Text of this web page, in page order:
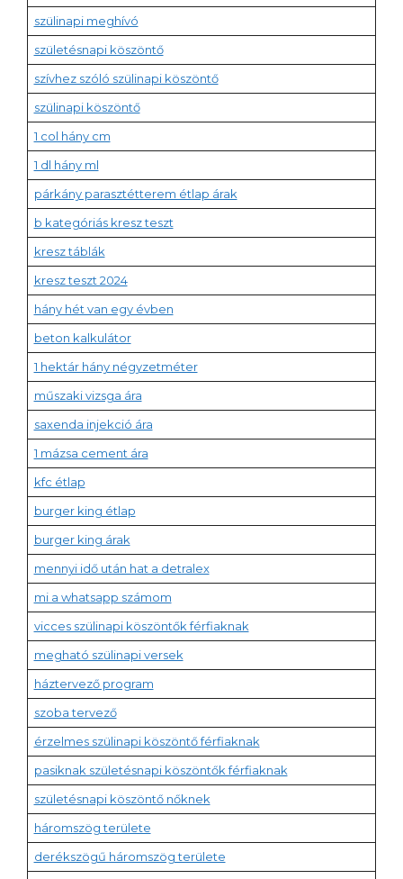
szülinapi meghívó
születésnapi köszöntő
szívhez szóló szülinapi köszöntő
szülinapi köszöntő
1 col hány cm
1 dl hány ml
párkány parasztétterem étlap árak
b kategóriás kresz teszt
kresz táblák
kresz teszt 2024
hány hét van egy évben
beton kalkulátor
1 hektár hány négyzetméter
műszaki vizsga ára
saxenda injekció ára
1 mázsa cement ára
kfc étlap
burger king étlap
burger king árak
mennyi idő után hat a detralex
mi a whatsapp számom
vicces szülinapi köszöntők férfiaknak
megható szülinapi versek
háztervező program
szoba tervező
érzelmes szülinapi köszöntő férfiaknak
pasiknak születésnapi köszöntők férfiaknak
születésnapi köszöntő nőknek
háromszög területe
derékszögű háromszög területe